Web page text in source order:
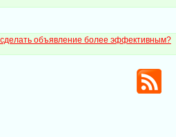
сделать объявление более эффективным?